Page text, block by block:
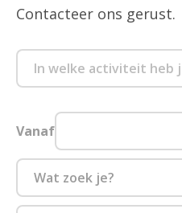
Contacteer ons gerust.
Vanaf
Wat zoek je?